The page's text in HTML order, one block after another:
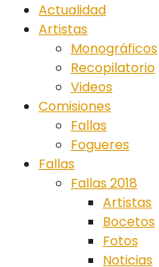
Actualidad
Artistas
Monográficos
Recopilatorio
Videos
Comisiones
Fallas
Fogueres
Fallas
Fallas 2018
Artistas
Bocetos
Fotos
Noticias